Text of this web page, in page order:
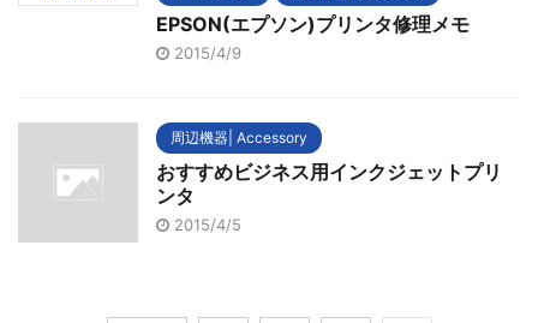
EPSON(エプソン)プリンタ修理メモ
2015/4/9
周辺機器| Accessory
おすすめビジネス用インクジェットプリ
ンタ
2015/4/5